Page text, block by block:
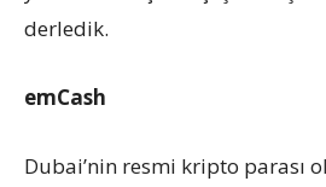
derledik.
emCash
Dubai’nin resmi kripto parası